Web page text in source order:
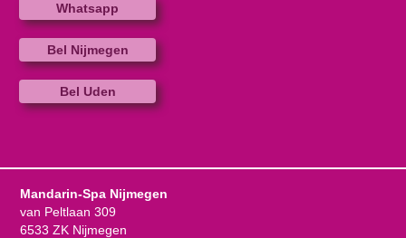
Whatsapp
Bel Nijmegen
Bel Uden
Mandarin-Spa Nijmegen
van Peltlaan 309
6533 ZK Nijmegen